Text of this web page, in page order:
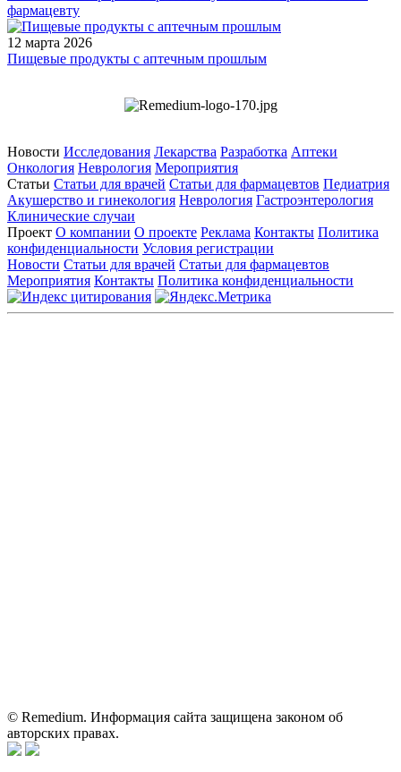
фармацевту
12 марта 2026
Пищевые продукты с аптечным прошлым
Новости Исследования Лекарства Разработка Аптеки
Онкология Неврология Мероприятия
Статьи Статьи для врачей Статьи для фармацевтов Педиатрия
Акушерство и гинекология Неврология Гастроэнтерология
Клинические случаи
Проект О компании О проекте Реклама Контакты Политика
конфиденциальности Условия регистрации
Новости Статьи для врачей Статьи для фармацевтов
Мероприятия Контакты Политика конфиденциальности
© Remedium. Информация сайта защищена законом об
авторских правах.